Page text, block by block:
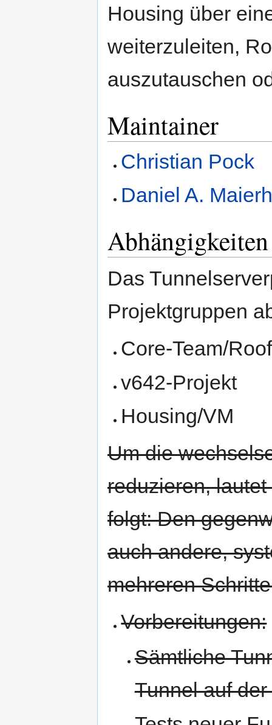
Housing über
weiterzuleiten,
auszutauschen
Maintainer
Christian Pock
Daniel A.
Abhängigkeiten
Das
Projektgruppen
Core-Team/
v642-Projekt
Housing/VM
Um die
reduzieren,
folgt: Den
auch andere,
mehreren
Vorbereitungen:
Sämtliche
Tunnel auf der